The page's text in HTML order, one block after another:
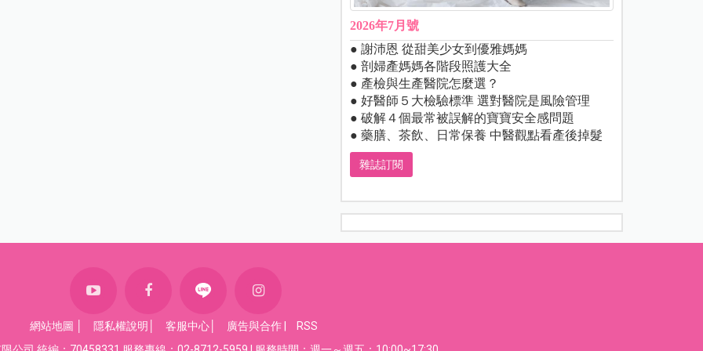
2026年7月號
● 謝沛恩 從甜美少女到優雅媽媽
● 剖婦產媽媽各階段照護大全
● 產檢與生產醫院怎麼選？
● 好醫師５大檢驗標準 選對醫院是風險管理
● 破解４個最常被誤解的寶寶安全感問題
● 藥膳、茶飲、日常保養 中醫觀點看產後掉髮
雜誌訂閱
網站地圖 隱私權說明 客服中心 廣告與合作
RSS